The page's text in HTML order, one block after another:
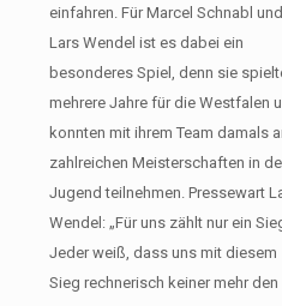
einfahren. Für Marcel Schnabl und
Lars Wendel ist es dabei ein
besonderes Spiel, denn sie
mehrere Jahre für die Westfalen
konnten mit ihrem Team damals
zahlreichen Meisterschaften in
Jugend teilnehmen. Pressewart
Wendel: „Für uns zählt nur ein
Jeder weiß, dass uns mit diesem
Sieg rechnerisch keiner mehr den